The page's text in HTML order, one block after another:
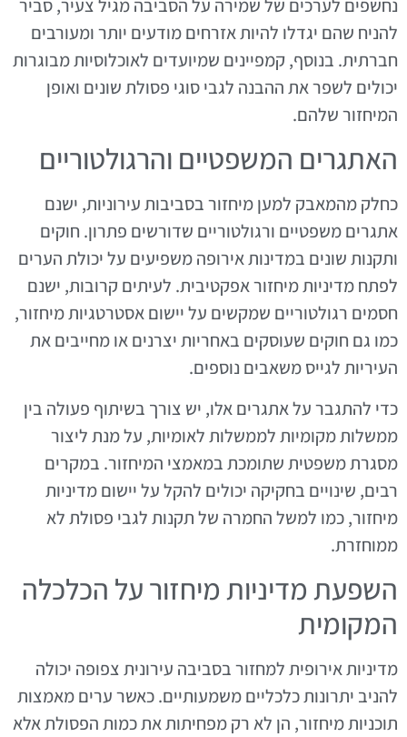
נחשפים לערכים של שמירה על הסביבה מגיל צעיר, סביר
להניח שהם יגדלו להיות אזרחים מודעים יותר ומעורבים
חברתית. בנוסף, קמפיינים שמיועדים לאוכלוסיות מבוגרות
יכולים לשפר את ההבנה לגבי סוגי פסולת שונים ואופן
המיחזור שלהם.
האתגרים המשפטיים והרגולטוריים
כחלק מהמאבק למען מיחזור בסביבות עירוניות, ישנם
אתגרים משפטיים ורגולטוריים שדורשים פתרון. חוקים
ותקנות שונים במדינות אירופה משפיעים על יכולת הערים
לפתח מדיניות מיחזור אפקטיבית. לעיתים קרובות, ישנם
חסמים רגולטוריים שמקשים על יישום אסטרטגיות מיחזור,
כמו גם חוקים שעוסקים באחריות יצרנים או מחייבים את
העיריות לגייס משאבים נוספים.
כדי להתגבר על אתגרים אלו, יש צורך בשיתוף פעולה בין
ממשלות מקומיות לממשלות לאומיות, על מנת ליצור
מסגרת משפטית שתומכת במאמצי המיחזור. במקרים
רבים, שינויים בחקיקה יכולים להקל על יישום מדיניות
מיחזור, כמו למשל החמרה של תקנות לגבי פסולת לא
ממוחזרת.
השפעת מדיניות מיחזור על הכלכלה
המקומית
מדיניות אירופית למחזור בסביבה עירונית צפופה יכולה
להניב יתרונות כלכליים משמעותיים. כאשר ערים מאמצות
תוכניות מיחזור, הן לא רק מפחיתות את כמות הפסולת אלא